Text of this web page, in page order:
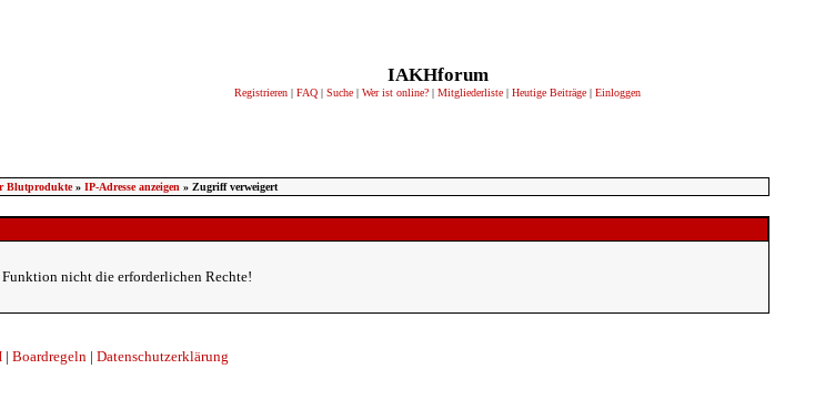
IAKHforum
Registrieren | FAQ | Suche | Wer ist online? | Mitgliederliste | Heutige Beiträge | Einloggen
Blutprodukte» IP-Adresse anzeigen » Zugriff verweigert
Funktion nicht die erforderlichen Rechte!
| Boardregeln | Datenschutzerklärung